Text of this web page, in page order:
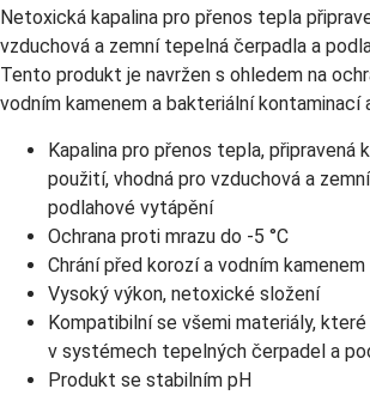
Netoxická kapalina pro přenos tepla
vzduchová a zemní tepelná čerpadla a
Tento produkt je navržen s ohledem na
vodním kamenem a bakteriální kontaminací
Kapalina pro přenos tepla, připravená
použití, vhodná pro vzduchová a
podlahové vytápění
Ochrana proti mrazu do -5 °C
Chrání před korozí a vodním kamenem
Vysoký výkon, netoxické složení
Kompatibilní se všemi materiály,
v systémech tepelných čerpadel a
Produkt se stabilním pH